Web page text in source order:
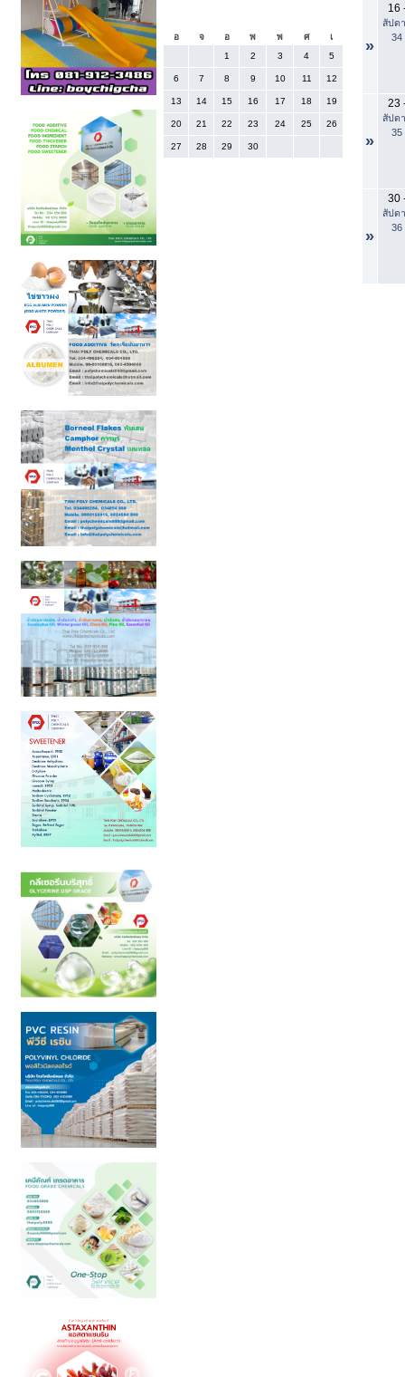
อ จ อ พ พ ศ
เ
1
2 3 4 5
6 7 8 9 10 11 12
13 14 15 16 17 18 19
20 21 22 23 24 25 26
27 28 29 30
»
16
สัปด
34
»
23
สัปด
35
»
30
สัปด
36